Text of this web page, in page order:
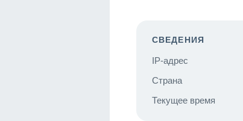
СВЕДЕНИЯ
IP-адрес
Страна
Текущее время